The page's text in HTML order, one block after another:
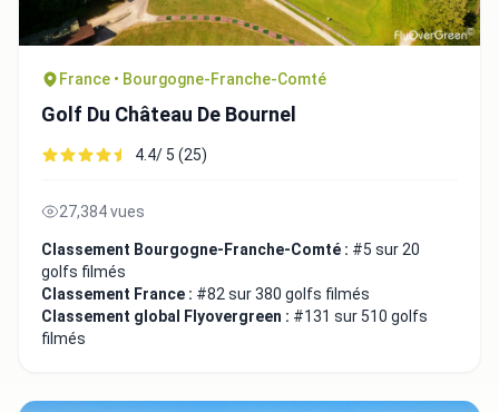
France • Bourgogne-Franche-Comté
Golf Du Château De Bournel
4.4/ 5 (25)
27,384 vues
Classement Bourgogne-Franche-Comté : #5 sur 20
golfs filmés
Classement France : #82 sur 380 golfs filmés
Classement global Flyovergreen : #131 sur 510 golfs
filmés